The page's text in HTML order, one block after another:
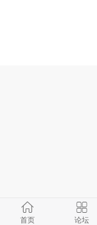
首页 论坛